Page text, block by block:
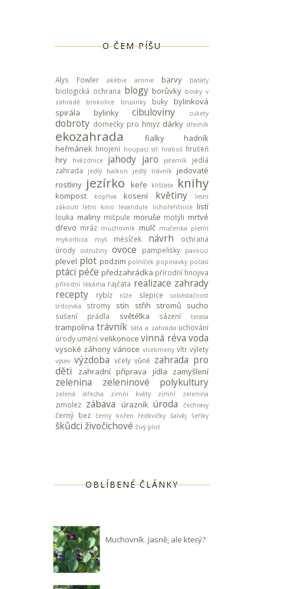
O ČEM PÍŠU
Alys Fowler akébie aronie barvy batáty
biologická ochrana blogy borůvky bosky v
zahradě
brokolice brusinky buky
bylinková
spirála
bylinky cibuloviny cukety
dobroty domečky pro hmyz dárky dřevník
ekozahrada fialky
hadník
heřmánek hnojení houpací síť hraboš hrušeň
hry hvězdnice jahody jaro jaterník
jedlá
zahrada
jedlý balkon jedlý trávník jedovaté
rostliny jezírko keře klíšťata knihy
kompost kopřiva kosení květiny
lesní
zákoutí letní kino levandule lichořeřišnice listí
louka maliny mišpule moruše motýli mrtvé
dřevo mráz muchovník mulč mučenka pletní
mykorhiza
myš měsíček návrh
ochrana
úrody
ostružiny ovoce pampelišky pavouci
plevel plot podzim polníček popínavky počasí
ptáci péče předzahrádka přírodní hnojiva
přírodní lékárna rajčata realizace zahrady
recepty
rybíz růže slepice
soběstačnost
srdcovka
stromy stín střih stromů sucho
sušení prádla světélka sázení terasa
trampolína trávník táta a zahrada uchování
úrody umění velikonoce vinná réva voda
vysoké záhony vánoce vícekmeny vítr výlety
výsev výzdoba včely vůně zahrada pro
děti
zahradní příprava jídla zamyšlení
zelenina zeleninové polykultury
zelená střecha zimní květy zimní zelenina
zimolez zábava úrazník úroda čechravy
černý bez černý kořen ředkvičky šalvěj šeříky
škůdci živočichové živý plot
OBLÍBENÉ ČLÁNKY
Muchovník. Jasně, ale který?